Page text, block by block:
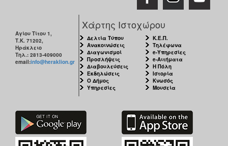
Αγίου Τίτου 1,
Τ.Κ. 71202,
Ηράκλειο
Τηλ.: 2813-409000
email:info@heraklion.gr
Χάρτης Ιστοχώρου
Δελτία Τύπου
Ανακοινώσεις
Διαγωνισμοί
Προσλήψεις
Διαβουλεύσεις
Εκδηλώσεις
Ο Δήμος
Υπηρεσίες
Κ.Ε.Π.
Τηλέφωνα
e-Υπηρεσίες
e-Αιτήματα
Η Πόλη
Ιστορία
Κνωσός
Μουσεία